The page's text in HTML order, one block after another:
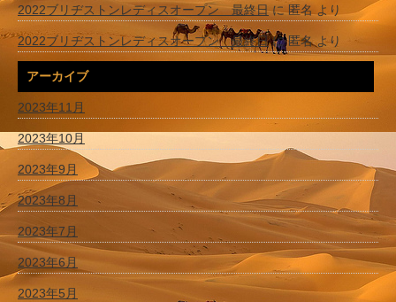
2022ブリヂストンレディスオープン 最終日に匿名 より
2022ブリヂストンレディスオープン 最終日に匿名より
アーカイブ
2023年11月
2023年10月
2023年9月
2023年8月
2023年7月
2023年6月
2023年5月